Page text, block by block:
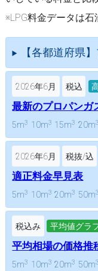
※LPG料金データは石
【各都道府県
2026年6月 税込
最新のプロパンガ
5m3 10m3 15m3 20m3
2026年6月 税抜/込
適正料金早見表
5m3 10m3 20m3 50m3
税込み 平均値グラ
平均相場の価格推
5m3 10m3 20m3 50m3